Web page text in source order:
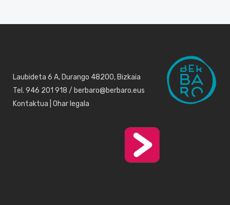
Laubideta 6 A, Durango 48200, Bizkaia
Tel. 946 201 918 / berbaro@berbaro.eus
Kontaktua Ohar legala